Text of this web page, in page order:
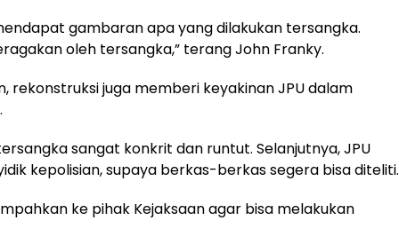
gambaran apa yang dilakukan tersangka.
oleh tersangka,” terang John Franky.
rekonstruksi juga memberi keyakinan JPU dalam
sangat konkrit dan runtut. Selanjutnya, JPU
kepolisian, supaya berkas-berkas segera bisa diteliti.
ke pihak Kejaksaan agar bisa melakukan